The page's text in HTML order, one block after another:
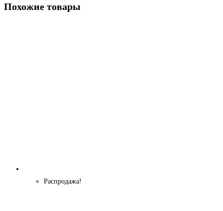
Похожие товары
Распродажа!